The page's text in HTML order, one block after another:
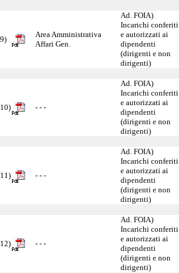
9)
Area Amministrativa
Affari Gen.
Ad. FOIA)
Incarichi conferiti
e autorizzati ai
dipendenti
(dirigenti e non
dirigenti)
10) - - -
Ad. FOIA)
Incarichi conferiti
e autorizzati ai
dipendenti
(dirigenti e non
dirigenti)
11) - - -
Ad. FOIA)
Incarichi conferiti
e autorizzati ai
dipendenti
(dirigenti e non
dirigenti)
12) - - -
Ad. FOIA)
Incarichi conferiti
e autorizzati ai
dipendenti
(dirigenti e non
dirigenti)